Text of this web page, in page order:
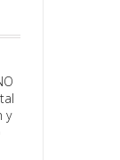
y